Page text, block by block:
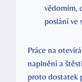
vědomím,
poslání ve
Práce na
naplnění a
proto dostatek